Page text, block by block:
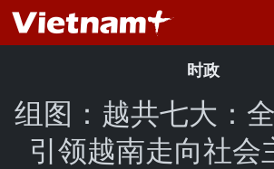
时政
组图：越共七大：
引领越南走向社会